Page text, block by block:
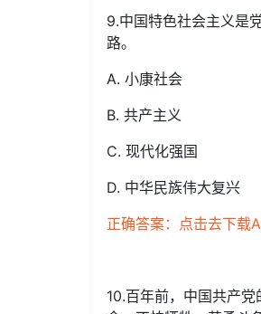
9.中国特色社会主义是
路。
A. 小康社会
B. 共产主义
C. 现代化强国
D. 中华民族伟大复兴
正确答案：点击去下载
10.百年前，中国共产